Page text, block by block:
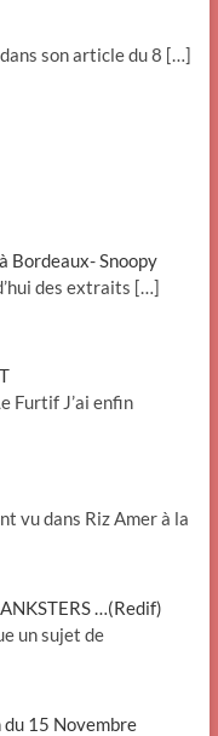
son article du 8 […]
Bordeaux- Snoopy
des extraits […]
Furtif J’ai enfin
vu dans Riz Amer à la
…(Redif)
un sujet de
du 15 Novembre